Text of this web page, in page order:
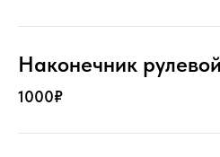
Наконечник рулевой
1000₽